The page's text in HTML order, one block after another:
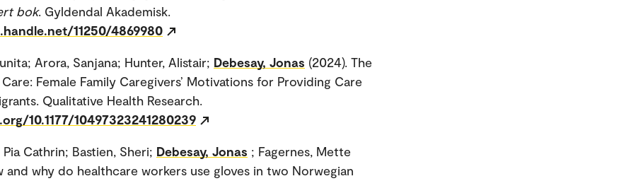
bok. Gyldendal Akademisk.
11250/4869980
Arora, Sanjana; Hunter, Alistair; Debesay, Jonas (2024). The
Female Family Caregivers’ Motivations for Providing Care
Qualitative Health Research.
10.1177/10497323241280239
Pia Cathrin; Bastien, Sheri; Debesay, Jonas ; Fagernes, Mette
and why do healthcare workers use gloves in two Norwegian